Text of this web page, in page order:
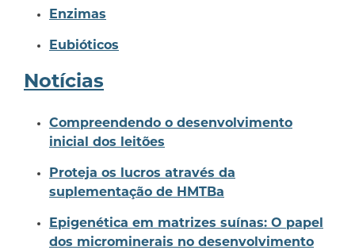
Enzimas
Eubióticos
Notícias
Compreendendo o desenvolvimento
inicial dos leitões
Proteja os lucros através da
suplementação de HMTBa
Epigenética em matrizes suínas: O papel
dos microminerais no desenvolvimento